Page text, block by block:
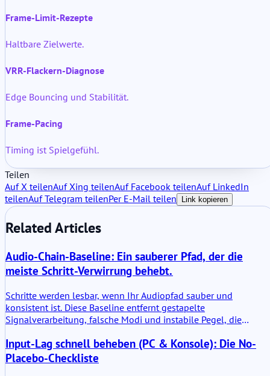
Frame-Limit-Rezepte
Haltbare Zielwerte.
VRR-Flackern-Diagnose
Edge Bouncing und Stabilität.
Frame-Pacing
Timing ist Spielgefühl.
Teilen
Auf X teilenAuf Xing teilenAuf Facebook teilenAuf LinkedIn
teilenAuf Telegram teilenPer E-Mail teilen Link kopieren
Related Articles
Audio-Chain-Baseline: Ein sauberer Pfad, der die
meiste Schritt-Verwirrung behebt.
Schritte werden lesbar, wenn Ihr Audiopfad sauber und
konsistent ist. Diese Baseline entfernt gestapelte
Signalverarbeitung, falsche Modi und instabile Pegel, die
Input-Lag schnell beheben (PC & Konsole): Die No-
Placebo-Checkliste